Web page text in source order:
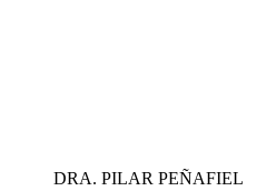
DRA. PILAR PEÑAFIEL